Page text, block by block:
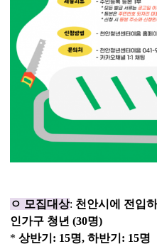
ㅇ 모집대상: 천안시에 전입
인가구 청년(30명)
* 상반기 : 15명,하반기 : 15명